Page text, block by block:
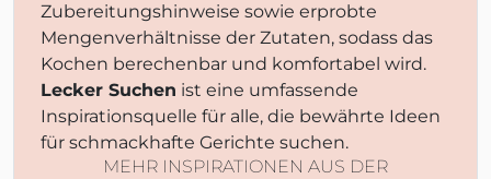
Zubereitungshinweise sowie erprobte
Mengenverhältnisse der Zutaten, sodass das
Kochen berechenbar und komfortabel wird.
Lecker Suchen ist eine umfassende
Inspirationsquelle für alle, die bewährte Ideen
für schmackhafte Gerichte suchen.
MEHR INSPIRATIONEN AUS DER